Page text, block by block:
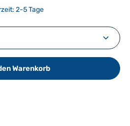
2-5 Tage
den gewünschten Wert ein
Warenkorb